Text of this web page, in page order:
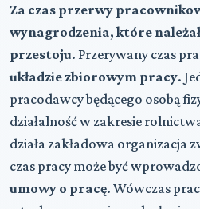
Za czas przerwy
wynagrodzenia, które
przestoju. Przerywany czas
układzie zbiorowym pracy.
pracodawcy będącego osobą
działalność w zakresie
działa zakładowa organizacja
czas pracy może być
umowy o pracę. Wówczas